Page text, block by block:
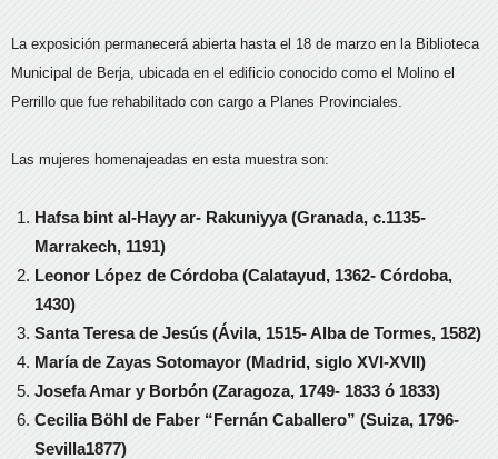
La exposición permanecerá abierta hasta el 18 de marzo en la Biblioteca
Municipal de Berja, ubicada en el edificio conocido como el Molino el
Perrillo que fue rehabilitado con cargo a Planes Provinciales.
Las mujeres homenajeadas en esta muestra son:
Hafsa bint al-Hayy ar- Rakuniyya (Granada, c.1135-
Marrakech, 1191)
Leonor López de Córdoba (Calatayud, 1362- Córdoba,
1430)
Santa Teresa de Jesús (Ávila, 1515- Alba de Tormes, 1582)
María de Zayas Sotomayor (Madrid, siglo XVI-XVII)
Josefa Amar y Borbón (Zaragoza, 1749- 1833 ó 1833)
Cecilia Böhl de Faber “Fernán Caballero” (Suiza, 1796-
Sevilla1877)